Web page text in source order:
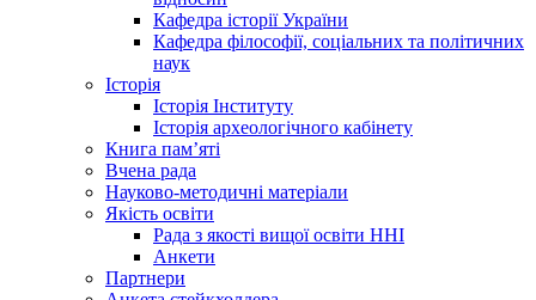
Кафедра історії України
Кафедра філософії, соціальних та політичних
наук
Історія
Історія Інституту
Історія археологічного кабінету
Книга памʼяті
Вчена рада
Науково-методичні матеріали
Якість освіти
Рада з якості вищої освіти ННІ
Анкети
Партнери